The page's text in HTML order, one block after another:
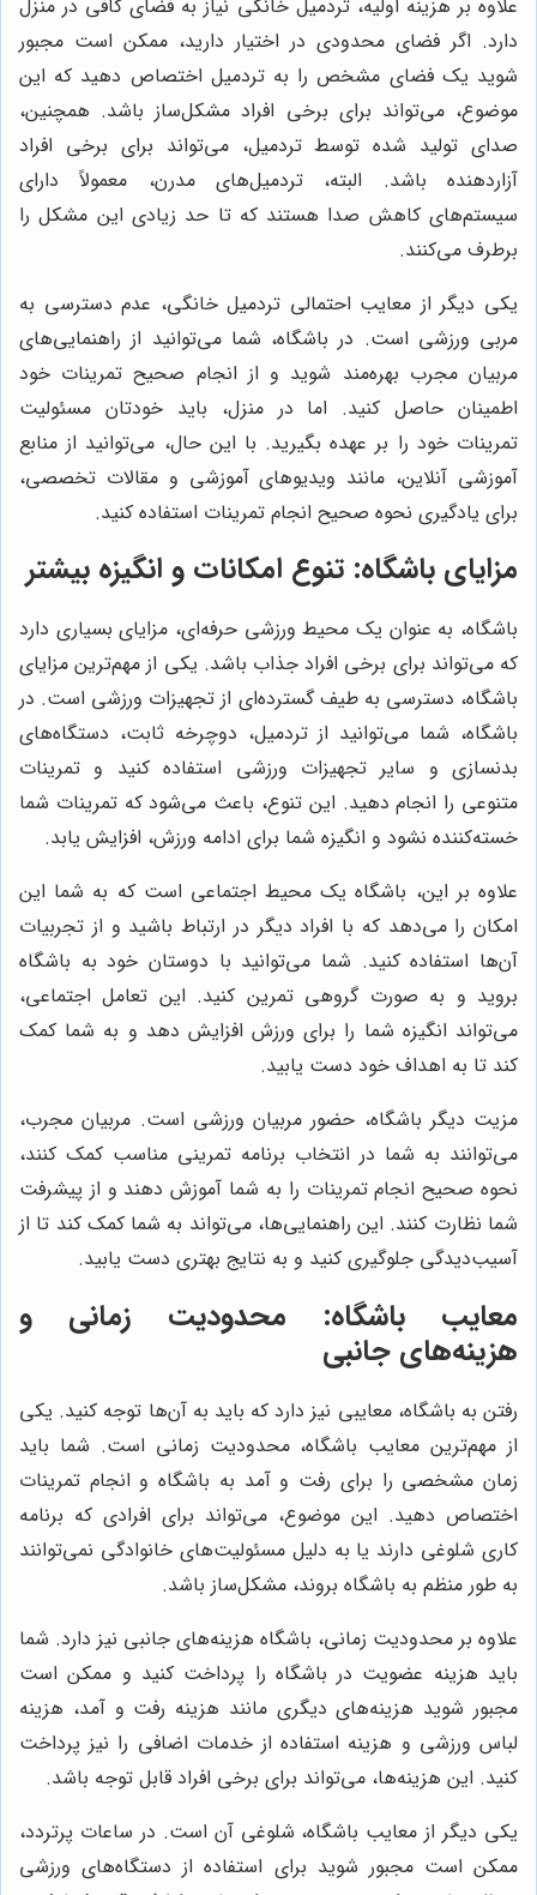
علاوه بر هزینه اولیه، تردمیل خانگی نیاز به فضای کافی در منزل
دارد. اگر فضای محدودی در اختیار دارید، ممکن است مجبور
شوید یک فضای مشخص را به تردمیل اختصاص دهید که این
موضوع، می‌تواند برای برخی افراد مشکل‌ساز باشد. همچنین،
صدای تولید شده توسط تردمیل، می‌تواند برای برخی افراد
آزاردهنده باشد. البته، تردمیل‌های مدرن، معمولاً دارای
سیستم‌های کاهش صدا هستند که تا حد زیادی این مشکل را
برطرف می‌کنند.
یکی دیگر از معایب احتمالی تردمیل خانگی، عدم دسترسی به
مربی ورزشی است. در باشگاه، شما می‌توانید از راهنمایی‌های
مربیان مجرب بهره‌مند شوید و از انجام صحیح تمرینات خود
اطمینان حاصل کنید. اما در منزل، باید خودتان مسئولیت
تمرینات خود را بر عهده بگیرید. با این حال، می‌توانید از منابع
آموزشی آنلاین، مانند ویدیوهای آموزشی و مقالات تخصصی،
برای یادگیری نحوه صحیح انجام تمرینات استفاده کنید.
مزایای باشگاه: تنوع امکانات و انگیزه بیشتر
باشگاه، به عنوان یک محیط ورزشی حرفه‌ای، مزایای بسیاری دارد
که می‌تواند برای برخی افراد جذاب باشد. یکی از مهم‌ترین مزایای
باشگاه، دسترسی به طیف گسترده‌ای از تجهیزات ورزشی است. در
باشگاه، شما می‌توانید از تردمیل، دوچرخه ثابت، دستگاه‌های
بدنسازی و سایر تجهیزات ورزشی استفاده کنید و تمرینات
متنوعی را انجام دهید. این تنوع، باعث می‌شود که تمرینات شما
خسته‌کننده نشود و انگیزه شما برای ادامه ورزش، افزایش یابد.
علاوه بر این، باشگاه یک محیط اجتماعی است که به شما این
امکان را می‌دهد که با افراد دیگر در ارتباط باشید و از تجربیات
آن‌ها استفاده کنید. شما می‌توانید با دوستان خود به باشگاه
بروید و به صورت گروهی تمرین کنید. این تعامل اجتماعی،
می‌تواند انگیزه شما را برای ورزش افزایش دهد و به شما کمک
کند تا به اهداف خود دست یابید.
مزیت دیگر باشگاه، حضور مربیان ورزشی است. مربیان مجرب،
می‌توانند به شما در انتخاب برنامه تمرینی مناسب کمک کنند،
نحوه صحیح انجام تمرینات را به شما آموزش دهند و از پیشرفت
شما نظارت کنند. این راهنمایی‌ها، می‌تواند به شما کمک کند تا از
آسیب‌دیدگی جلوگیری کنید و به نتایج بهتری دست یابید.
معایب باشگاه: محدودیت زمانی و
هزینه‌های جانبی
رفتن به باشگاه، معایبی نیز دارد که باید به آن‌ها توجه کنید. یکی
از مهم‌ترین معایب باشگاه، محدودیت زمانی است. شما باید
زمان مشخصی را برای رفت و آمد به باشگاه و انجام تمرینات
اختصاص دهید. این موضوع، می‌تواند برای افرادی که برنامه
کاری شلوغی دارند یا به دلیل مسئولیت‌های خانوادگی نمی‌توانند
به طور منظم به باشگاه بروند، مشکل‌ساز باشد.
علاوه بر محدودیت زمانی، باشگاه هزینه‌های جانبی نیز دارد. شما
باید هزینه عضویت در باشگاه را پرداخت کنید و ممکن است
مجبور شوید هزینه‌های دیگری مانند هزینه رفت و آمد، هزینه
لباس ورزشی و هزینه استفاده از خدمات اضافی را نیز پرداخت
کنید. این هزینه‌ها، می‌تواند برای برخی افراد قابل توجه باشد.
یکی دیگر از معایب باشگاه، شلوغی آن است. در ساعات پرتردد،
ممکن است مجبور شوید برای استفاده از دستگاه‌های ورزشی